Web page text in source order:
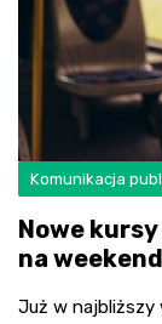
Komunikacja
Nowe
na
Już w najbliższy